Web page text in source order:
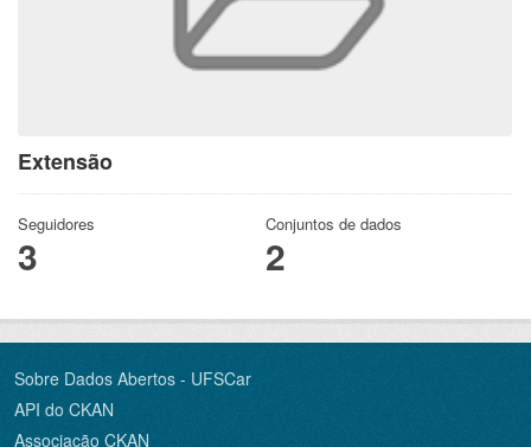
Extensão
Seguidores
3
Conjuntos de dados
2
Sobre Dados Abertos - UFSCar
API do CKAN
Associação CKAN